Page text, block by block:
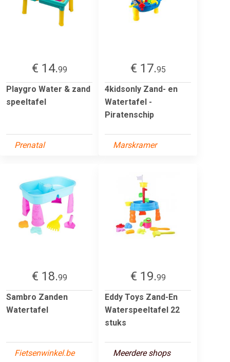
€ 14.99
Playgro Water & zand
speeltafel
Prenatal
€ 17.95
4kidsonly Zand- en
Watertafel -
Piratenschip
Marskramer
€ 18.99
Sambro Zanden
Watertafel
Fietsenwinkel.be
€ 19.99
Eddy Toys Zand-En
Waterspeeltafel 22
stuks
Meerdere shops